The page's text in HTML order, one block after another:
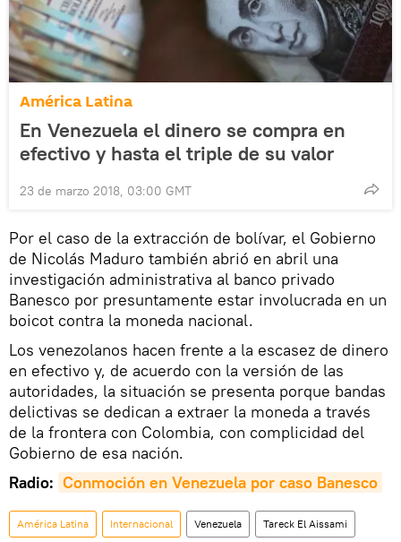
América Latina
En Venezuela el dinero se compra en
efectivo y hasta el triple de su valor
23 de marzo 2018, 03:00 GMT
Por el caso de la extracción de bolívar, el Gobierno
de Nicolás Maduro también abrió en abril una
investigación administrativa al banco privado
Banesco por presuntamente estar involucrada en un
boicot contra la moneda nacional.
Los venezolanos hacen frente a la escasez de dinero
en efectivo y, de acuerdo con la versión de las
autoridades, la situación se presenta porque bandas
delictivas se dedican a extraer la moneda a través
de la frontera con Colombia, con complicidad del
Gobierno de esa nación.
Radio: Conmoción en Venezuela por caso Banesco
América Latina Internacional Venezuela Tareck El Aissami